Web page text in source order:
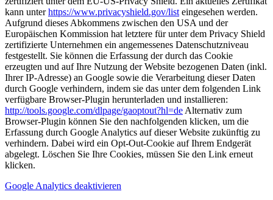
kann unterhttps://www.privacyshield.gov/list eingesehen werden.
Aufgrund dieses Abkommens zwischen den USA und der
Europäischen Kommission hat letztere für unter dem Privacy Shield
zertifizierte Unternehmen ein angemessenes Datenschutzniveau
festgestellt. Sie können die Erfassung der durch das Cookie
erzeugten und auf Ihre Nutzung der Website bezogenen Daten (inkl.
Ihrer IP-Adresse) an Google sowie die Verarbeitung dieser Daten
durch Google verhindern, indem sie das unter dem folgenden Link
verfügbare Browser-Plugin herunterladen und installieren:
http://tools.google.com/dlpage/gaoptout?hl=de Alternativ zum
Browser-Plugin können Sie den nachfolgenden klicken, um die
Erfassung durch Google Analytics auf dieser Website zukünftig zu
verhindern. Dabei wird ein Opt-Out-Cookie auf Ihrem Endgerät
abgelegt. Löschen Sie Ihre Cookies, müssen Sie den Link erneut
klicken.
Google Analytics deaktivieren